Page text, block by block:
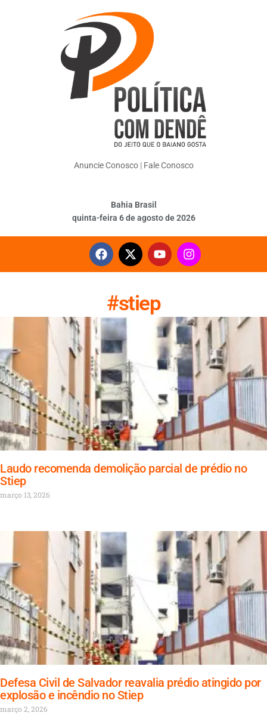
Anuncie Conosco| Fale Conosco
Bahia Brasil
quinta-feira 6 de agosto de 2026
#stiep
Laudo recomenda demolição parcial de prédio no
Stiep
março 13, 2026
Defesa Civil de Salvador reavalia prédio atingido por
explosão e incêndio no Stiep
março 2, 2026